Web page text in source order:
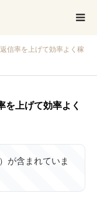
信率を上げて効率よく稼
を上げて効率よく
が含まれていま